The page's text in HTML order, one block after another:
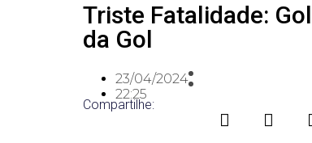
Triste Fatalidade:
da Gol
23/04/2024
22:25
Compartilhe: